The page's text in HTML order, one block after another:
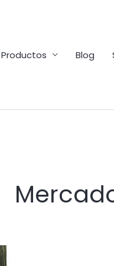
Productos
Blog